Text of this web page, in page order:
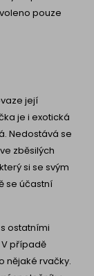
pouze
její
je i exotická
Nedostává se
zběsilých
si se svým
se účastní
ostatními
V případě
nějaké rvačky.